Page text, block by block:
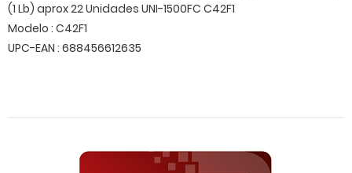
(1 Lb) aprox 22 Unidades UNI-1500FC C42F1
Modelo : C42F1
UPC-EAN : 688456612635